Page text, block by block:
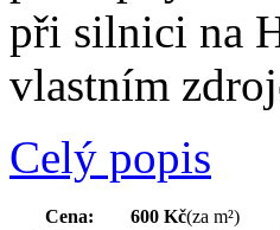
při silnici na
vlastním
Celý popis
Cena: 600 Kč(za m²)